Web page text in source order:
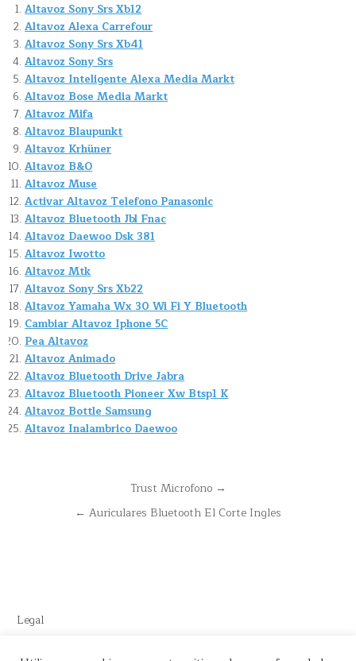
Altavoz Sony Srs Xb12
Altavoz Alexa Carrefour
Altavoz Sony Srs Xb41
Altavoz Sony Srs
Altavoz Inteligente Alexa Media Markt
Altavoz Bose Media Markt
Altavoz Mifa
Altavoz Blaupunkt
Altavoz Krhüner
Altavoz B&O
Altavoz Muse
Activar Altavoz Telefono Panasonic
Altavoz Bluetooth Jbl Fnac
Altavoz Daewoo Dsk 381
Altavoz Iwotto
Altavoz Mtk
Altavoz Sony Srs Xb22
Altavoz Yamaha Wx 30 Wi Fi Y Bluetooth
Cambiar Altavoz Iphone 5C
Pea Altavoz
Altavoz Animado
Altavoz Bluetooth Drive Jabra
Altavoz Bluetooth Pioneer Xw Btsp1 K
Altavoz Bottle Samsung
Altavoz Inalambrico Daewoo
NavegaciónTrust Microfono →
← Auriculares Bluetooth El Corte Ingles
Legal